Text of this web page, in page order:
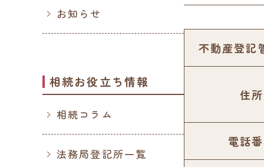
不動産登記
住所
電話
お知らせ
相続お役立ち情報
相続コラム
法務局登記所一覧